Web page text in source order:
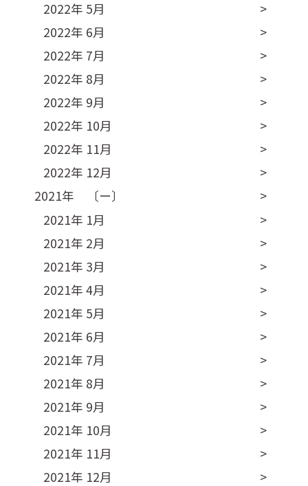
2022年 5月
2022年 6月
2022年 7月
2022年 8月
2022年 9月
2022年 10月
2022年 11月
2022年 12月
2021年 〔ー〕
2021年 1月
2021年 2月
2021年 3月
2021年 4月
2021年 5月
2021年 6月
2021年 7月
2021年 8月
2021年 9月
2021年 10月
2021年 11月
2021年 12月